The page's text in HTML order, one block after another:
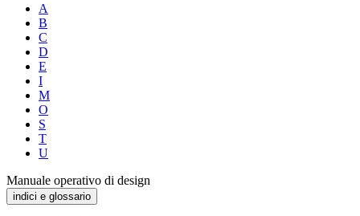
A
B
C
D
E
I
M
O
S
T
U
Manuale operativo di design
indici e glossario